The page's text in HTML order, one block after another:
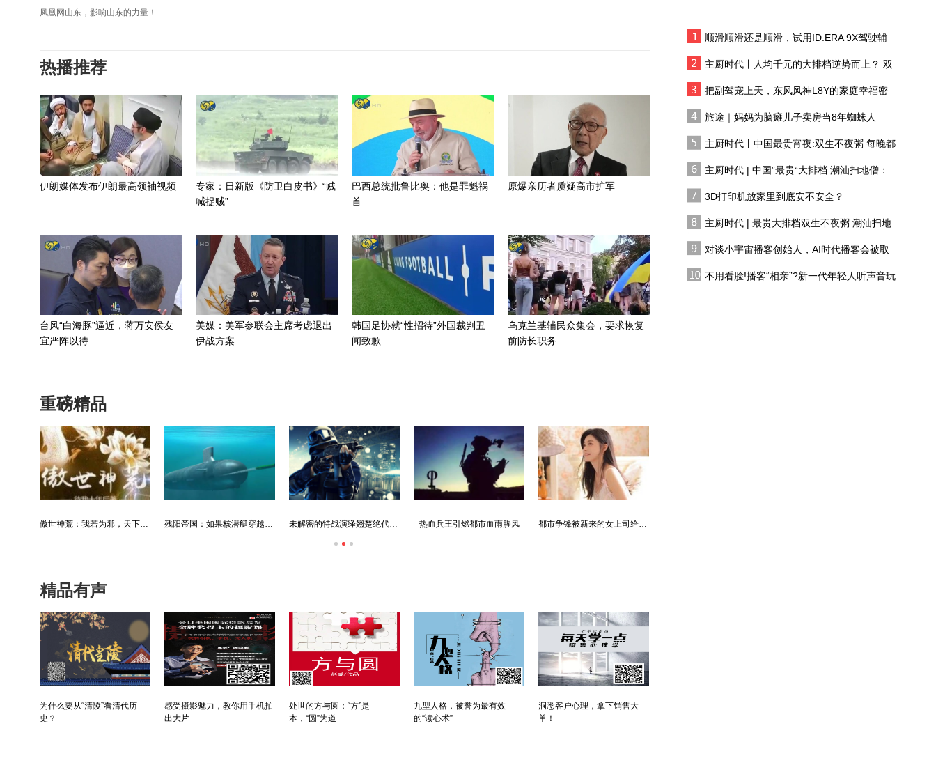
日本与菲律宾勾勾搭搭，
分别在图谋什么？
英国国际安全专家：欧洲
是财政成本
事库克程序
白宫宴会厅被叫停！特朗
普要和最高法院“抢时间”
专家谈联合国秘书长换
来坐庄背后是大国博弈
既要日本分摊对华监控成
凤凰网山东，影响山东的力量！
热播推荐
伊朗媒体发布伊朗最高领袖视频
专家：日新版《防卫白皮书》“贼
喊捉贼”
巴西总统批鲁比奥：他是罪魁祸
首
原爆亲历者质疑高市扩军
台风“白海豚”逼近，蒋万安侯友
宜严阵以待
美媒：美军参联会主席考虑退出
伊战方案
韩国足协就“性招待”外国裁判丑
闻致歉
乌克兰基辅民众集会，要求恢复
前防长职务
重磅精品
傲世神荒：我若为邪，天下独尊 残阳帝国：如果核潜艇穿越了会发生什么？ 未解密的特战演绎翘楚绝代华彩 热血兵王引燃都市血雨腥风 都市争锋被新来的女上司给看上
精品有声
为什么要从“清陵”看清代历
史？
感受摄影魅力，教你用手机拍
出大片
处世的方与圆：“方”是
本，“圆”为道
九型人格，被誉为最有效
的“读心术”
洞悉客户心理，拿下销售大
单！
顺滑顺滑还是顺滑，试用ID.ERA 9X驾驶辅
主厨时代丨人均千元的大排档逆势而上？ 双
把副驾宠上天，东风风神L8Y的家庭幸福密
旅途｜妈妈为脑瘫儿子卖房当8年蜘蛛人
主厨时代丨中国最贵宵夜:双生不夜粥 每晚都
主厨时代 | 中国”最贵“大排档 潮汕扫地僧：
3D打印机放家里到底安不安全？
主厨时代 | 最贵大排档双生不夜粥 潮汕扫地
对谈小宇宙播客创始人，AI时代播客会被取
不用看脸!播客“相亲”?新一代年轻人听声音玩